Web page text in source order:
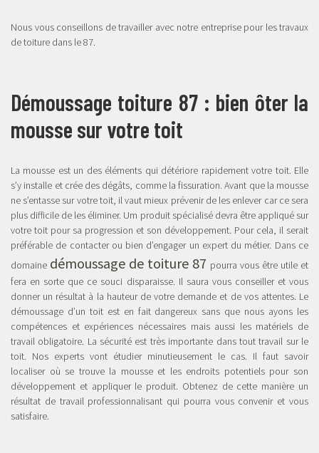
Nous vous conseillons de travailler avec notre entreprise pour les travaux
de toiture dans le 87.
Démoussage toiture 87 : bien ôter la
mousse sur votre toit
La mousse est un des éléments qui détériore rapidement votre toit. Elle
s’y installe et crée des dégâts, comme la fissuration. Avant que la mousse
ne s’entasse sur votre toit, il vaut mieux prévenir de les enlever car ce sera
plus difficile de les éliminer. Um produit spécialisé devra être appliqué sur
votre toit pour sa progression et son développement. Pour cela, il serait
préférable de contacter ou bien d’engager un expert du métier. Dans ce
domaine démoussage de toiture 87 pourra vous être utile et
fera en sorte que ce souci disparaisse. Il saura vous conseiller et vous
donner un résultat à la hauteur de votre demande et de vos attentes. Le
démoussage d’un toit est en fait dangereux sans que nous ayons les
compétences et expériences nécessaires mais aussi les matériels de
travail obligatoire. La sécurité est très importante dans tout travail sur le
toit. Nos experts vont étudier minutieusement le cas. Il faut savoir
localiser où se trouve la mousse et les endroits potentiels pour son
développement et appliquer le produit. Obtenez de cette manière un
résultat de travail professionnalisant qui pourra vous convenir et vous
satisfaire.